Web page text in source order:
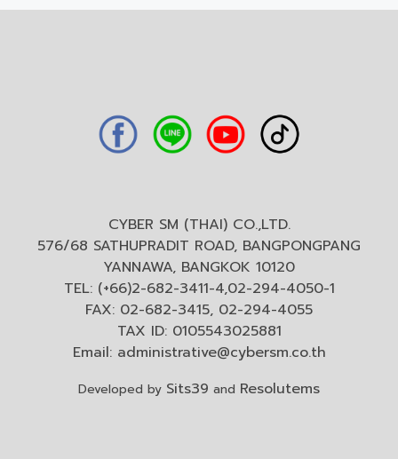
CYBER SM (THAI) CO.,LTD.
576/68 SATHUPRADIT ROAD, BANGPONGPANG
YANNAWA, BANGKOK 10120
TEL: (+66)2-682-3411-4,02-294-4050-1
FAX: 02-682-3415, 02-294-4055
TAX ID: 0105543025881
Email: administrative@cybersm.co.th
Developed by Sits39 and Resolutems